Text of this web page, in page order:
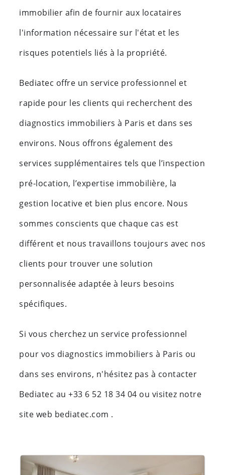
immobilier afin de fournir aux locataires
l'information nécessaire sur l'état et les
risques potentiels liés à la propriété.
Bediatec offre un service professionnel et
rapide pour les clients qui recherchent des
diagnostics immobiliers à Paris et dans ses
environs. Nous offrons également des
services supplémentaires tels que l’inspection
pré-location, l’expertise immobilière, la
gestion locative et bien plus encore. Nous
sommes conscients que chaque cas est
différent et nous travaillons toujours avec nos
clients pour trouver une solution
personnalisée adaptée à leurs besoins
spécifiques.
Si vous cherchez un service professionnel
pour vos diagnostics immobiliers à Paris ou
dans ses environs, n'hésitez pas à contacter
Bediatec au +33 6 52 18 34 04 ou visitez notre
site web bediatec.com .